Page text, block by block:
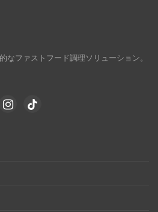
なファストフード調理ソリューション。